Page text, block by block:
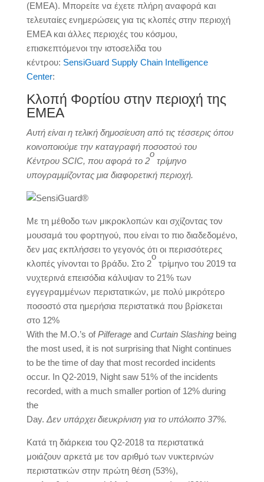
(ΕΜΕΑ). Μπορείτε να έχετε πλήρη αναφορά και
τελευταίες ενημερώσεις για τις κλοπές στην περιοχή
EMEA και άλλες περιοχές του κόσμου,
επισκεπτόμενοι την ιστοσελίδα του
κέντρου: SensiGuard Supply Chain Intelligence
Center:
Κλοπή Φορτίου στην περιοχή της
EMEA
Αυτή είναι η τελική δημοσίευση από τις τέσσερις όπου
κοινοποιούμε την καταγραφή ποσοστού του
Κέντρου SCIC, που αφορά το 2
ο
τρίμηνο
υπογραμμίζοντας μια διαφορετική περιοχή.
Με τη μέθοδο των μικροκλοπών και σχίζοντας τον
μουσαμά του φορτηγού, που είναι το πιο διαδεδομένο,
δεν μας εκπλήσσει το γεγονός ότι οι περισσότερες
κλοπές γίνονται το βράδυ. Στο 2
ο
τρίμηνο του 2019 τα
νυχτερινά επεισόδια κάλυψαν το 21% των
εγγεγραμμένων περιστατικών, με πολύ μικρότερο
ποσοστό στα ημερήσια περιστατικά που βρίσκεται
στο 12%
With the M.O.’s ofPilferageand Curtain Slashingbeing
the most used, it is not surprising that Night continues
to be the time of day that most recorded incidents
occur. In Q2-2019, Night saw 51% of the incidents
recorded, with a much smaller portion of 12% during
the
Day. Δεν υπάρχει διευκρίνιση για το υπόλοιπο37%.
Κατά τη διάρκεια του Q2-2018 τα περιστατικά
μοιάζουν αρκετά με τον αριθμό των νυκτερινών
περιστατικών στην πρώτη θέση (53%),